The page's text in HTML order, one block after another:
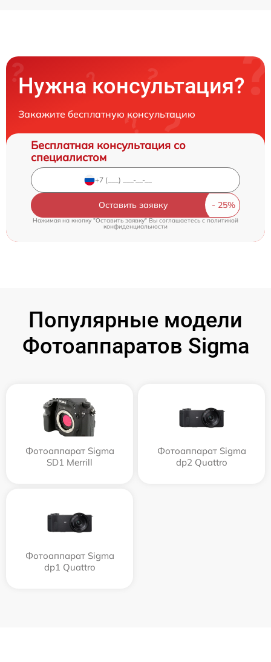
Нужна консультация?
Закажите бесплатную консультацию
Бесплатная консультация со
специалистом
Оставить заявку
Нажимая на кнопку "Оставить заявку" Вы соглашаетесь cполитикой
конфиденциальности
Популярные модели
Фотоаппаратов Sigma
Фотоаппарат Sigma
SD1 Merrill
Фотоаппарат Sigma
dp2 Quattro
Фотоаппарат Sigma
dp1 Quattro